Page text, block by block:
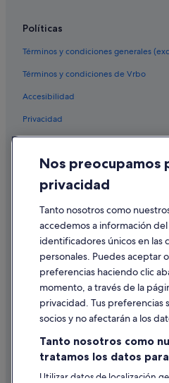
Políticas
Términos y condiciones generales
Términos y condiciones de Vrbo
Accesibilidad
Privacidad
Condiciones de uso
Información legal/contacto
Pautas sobre el contenido y cómo
Ayuda
Cancelar un vuelo
Cancelar una reserva de hotel o de un
Utilizar un cupón de Expedia
Documentos para viajes
Nos preocupamos
privacidad
Tanto nosotros como
accedemos a información
identificadores únicos en las
personales. Puedes aceptar
preferencias haciendo clic
momento, a través de la
privacidad. Tus preferencias
socios y no afectarán a los
Tanto nosotros como
tratamos los datos
Utilizar datos de localización